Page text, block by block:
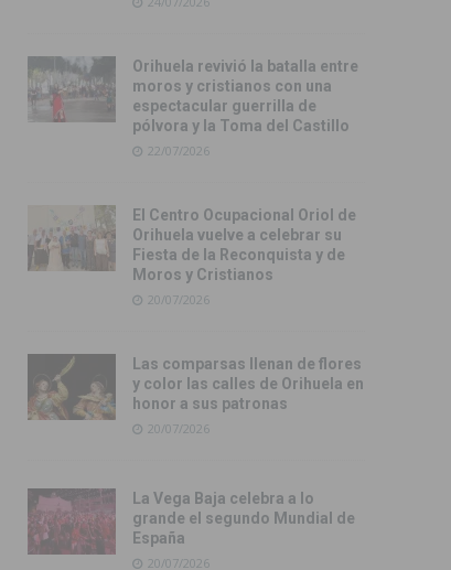
Orihuela revivió la batalla entre
moros y cristianos con una
espectacular guerrilla de
pólvora y la Toma del Castillo
22/07/2026
El Centro Ocupacional Oriol de
Orihuela vuelve a celebrar su
Fiesta de la Reconquista y de
Moros y Cristianos
20/07/2026
Las comparsas llenan de flores
y color las calles de Orihuela en
honor a sus patronas
20/07/2026
La Vega Baja celebra a lo
grande el segundo Mundial de
España
20/07/2026